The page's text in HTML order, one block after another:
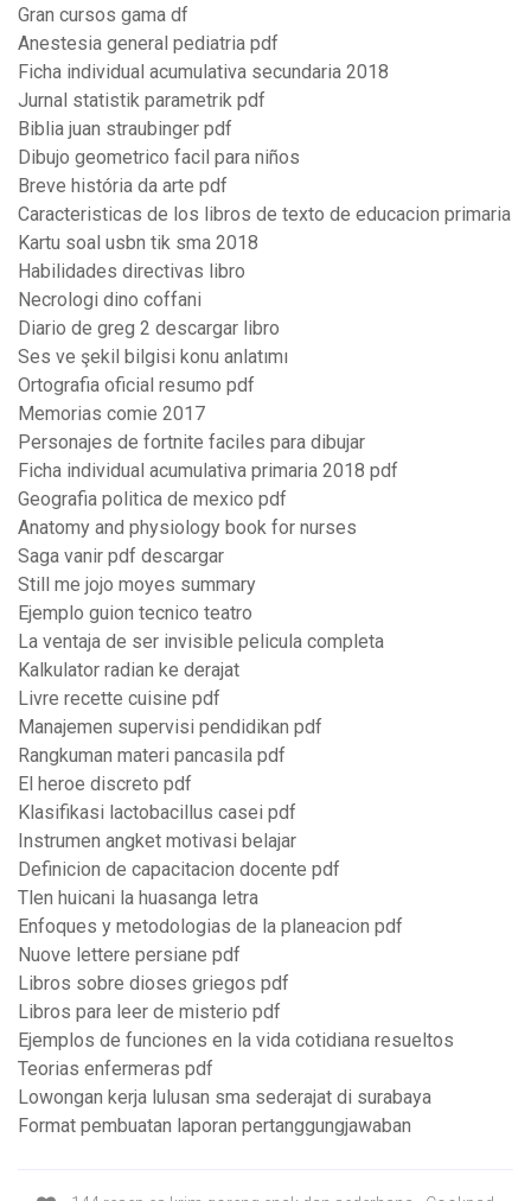
Gran cursos gama df
Anestesia general pediatria pdf
Ficha individual acumulativa secundaria 2018
Jurnal statistik parametrik pdf
Biblia juan straubinger pdf
Dibujo geometrico facil para niños
Breve história da arte pdf
Caracteristicas de los libros de texto de educacion primaria
Kartu soal usbn tik sma 2018
Habilidades directivas libro
Necrologi dino coffani
Diario de greg 2 descargar libro
Ses ve şekil bilgisi konu anlatımı
Ortografia oficial resumo pdf
Memorias comie 2017
Personajes de fortnite faciles para dibujar
Ficha individual acumulativa primaria 2018 pdf
Geografia politica de mexico pdf
Anatomy and physiology book for nurses
Saga vanir pdf descargar
Still me jojo moyes summary
Ejemplo guion tecnico teatro
La ventaja de ser invisible pelicula completa
Kalkulator radian ke derajat
Livre recette cuisine pdf
Manajemen supervisi pendidikan pdf
Rangkuman materi pancasila pdf
El heroe discreto pdf
Klasifikasi lactobacillus casei pdf
Instrumen angket motivasi belajar
Definicion de capacitacion docente pdf
Tlen huicani la huasanga letra
Enfoques y metodologias de la planeacion pdf
Nuove lettere persiane pdf
Libros sobre dioses griegos pdf
Libros para leer de misterio pdf
Ejemplos de funciones en la vida cotidiana resueltos
Teorias enfermeras pdf
Lowongan kerja lulusan sma sederajat di surabaya
Format pembuatan laporan pertanggungjawaban